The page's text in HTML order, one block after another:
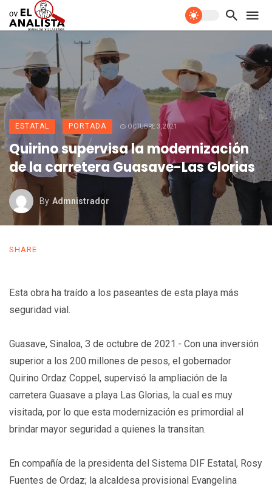
ESTATAL PORTADA OCTUBRE 3, 2021
Quirino supervisa la modernización
de la carretera Guasave-Las Glorias
By Admnistrador
SHARE
Esta obra ha traído a los paseantes de esta playa más
seguridad vial.
Guasave, Sinaloa, 3 de octubre de 2021.- Con una inversión
superior a los 200 millones de pesos, el gobernador
Quirino Ordaz Coppel, supervisó la ampliación de la
carretera Guasave a playa Las Glorias, la cual es muy
visitada, por lo que esta modernización es primordial al
brindar mayor seguridad a quienes la transitan.
En compañía de la presidenta del Sistema DIF Estatal, Rosy
Fuentes de Ordaz; la alcaldesa provisional Evangelina